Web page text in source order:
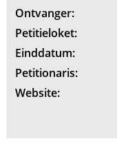
Ontvanger:
Petitieloket:
Einddatum:
Petitionaris:
Website: